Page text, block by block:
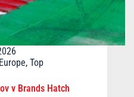
, Top
v Brands Hatch